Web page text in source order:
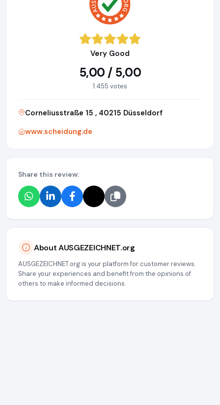
Very Good
5,00 / 5,00
1.455 votes
Corneliusstraße 15 , 40215 Düsseldorf
www.scheidung.de
Share this review:
About AUSGEZEICHNET.org
AUSGEZEICHNET.org is your platform for customer reviews.
Share your experiences and benefit from the opinions of
others to make informed decisions.